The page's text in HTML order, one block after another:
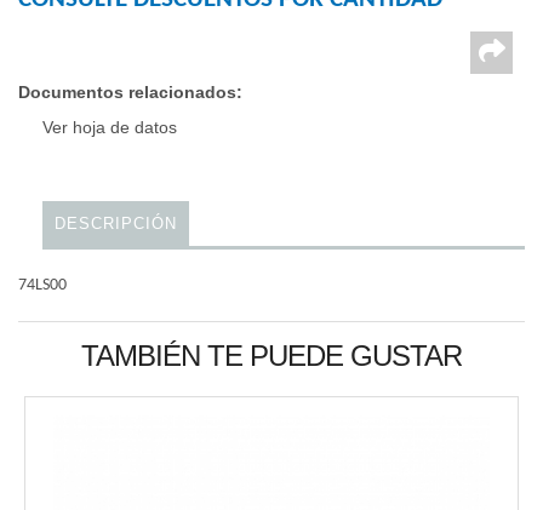
Documentos relacionados:
Ver hoja de datos
DESCRIPCIÓN
74LS00
TAMBIÉN TE PUEDE GUSTAR